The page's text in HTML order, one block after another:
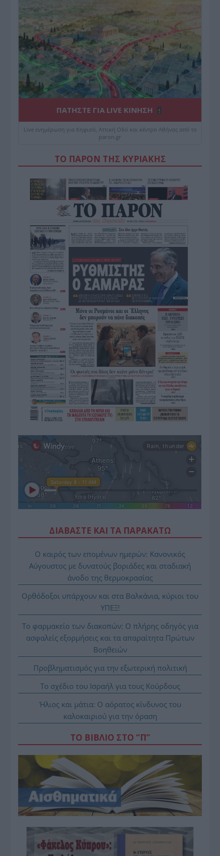
ΠΑΤΗΣΤΕ ΓΙΑ LIVE ΚΙΝΗΣΗ
Live ενημέρωση για Κηφισό, Αττική Οδό και κέντρο Αθήνας από το
paron.gr
ΤΟ ΠΑΡΟΝ ΤΗΣ ΚΥΡΙΑΚΗΣ
ΔΙΑΒΑΣΤΕ ΚΑΙ ΤΑ ΠΑΡΑΚΑΤΩ
Ο καιρός των επομένων ημερών: Κανονικός
Αύγουστος με δυνατούς βοριάδες και σταδιακή
άνοδο της θερμοκρασίας
Ορθόδοξοι υπάρχουν και στα Βαλκάνια, κύριοι του
ΥΠΕΞ!
Το φαρμακείο των διακοπών: Ο πλήρης οδηγός για
ασφαλείς εξορμήσεις και τα απαραίτητα Πρώτων
Βοηθειών
Προβληματισμός για την εξωτερική πολιτική
Το σχέδιο του Ισραήλ για τους Κούρδους
Ήλιος και μάτια: Ο αόρατος κίνδυνος του
καλοκαιριού για την όραση
ΤΟ ΒΙΒΛΙΟ ΣΤΟ “Π”